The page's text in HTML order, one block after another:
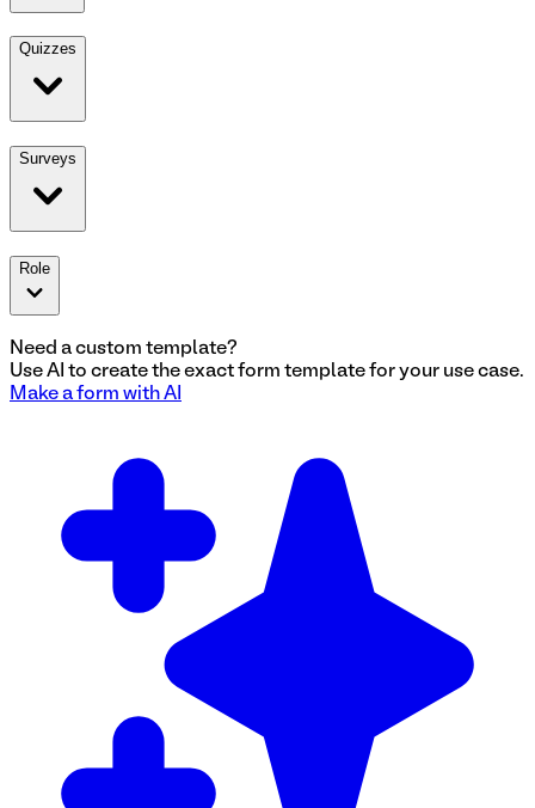
Quizzes
Surveys
Role
Need a custom template?
Use AI to create the exact form template for your use case.
Make a form with AI